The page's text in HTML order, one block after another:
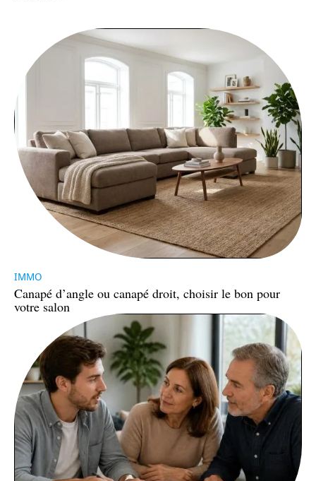
IMMO
Canapé d’angle ou canapé droit, choisir le bon pour
votre salon